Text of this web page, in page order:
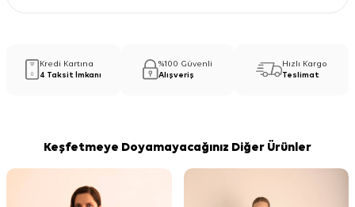
Kredi Kartına
4 Taksit İmkanı
%100 Güvenli
Alışveriş
Hızlı Kargo
Teslimat
Keşfetmeye Doyamayacağınız Diğer Ürünler